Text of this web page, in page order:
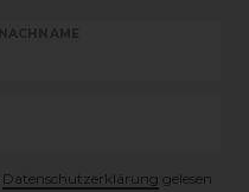
NACHNAME
Daten­schutz­erklärung gelesen